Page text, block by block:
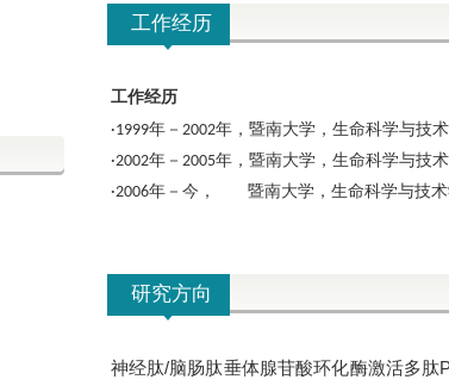
工作经历
工作经历
·1999年－2002年，暨南大学，生命科学与技
·2002年－2005年，暨南大学，生命科学与技
·2006年－今， 暨南大学，生命科学与技术
研究方向
神经肽/脑肠肽垂体腺苷酸环化酶激活多